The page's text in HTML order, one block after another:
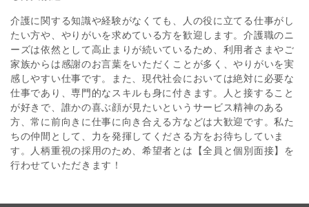
介護に関する知識や経験がなくても、人の役に立てる仕事がし
たい方や、やりがいを求めている方を歓迎します。介護職のニ
ーズは依然として高止まりが続いているため、利用者さまやご
家族からは感謝のお言葉をいただくことが多く、やりがいを実
感しやすい仕事です。また、現代社会においては絶対に必要な
仕事であり、専門的なスキルも身に付きます。人と接すること
が好きで、誰かの喜ぶ顔が見たいというサービス精神のある
方、常に前向きに仕事に向き合える方などは大歓迎です。私た
ちの仲間として、力を発揮してくださる方をお待ちしていま
す。人柄重視の採用のため、希望者とは【全員と個別面接】を
行わせていただきます！